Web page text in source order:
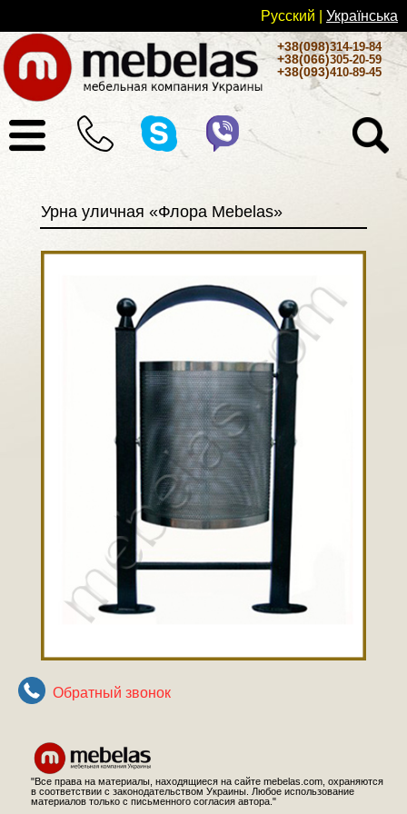
Русский Українськa
+38(098)314-19-84
+38(066)305-20-59
+38(093)410-89-45
Урна уличная «Флора Mebelas»
Обратный звонок
"Все права на материалы, находящиеся на сайте mebelas.com, охраняются
в соответствии с законодательством Украины. Любое использование
материалов только с письменного согласия автора."